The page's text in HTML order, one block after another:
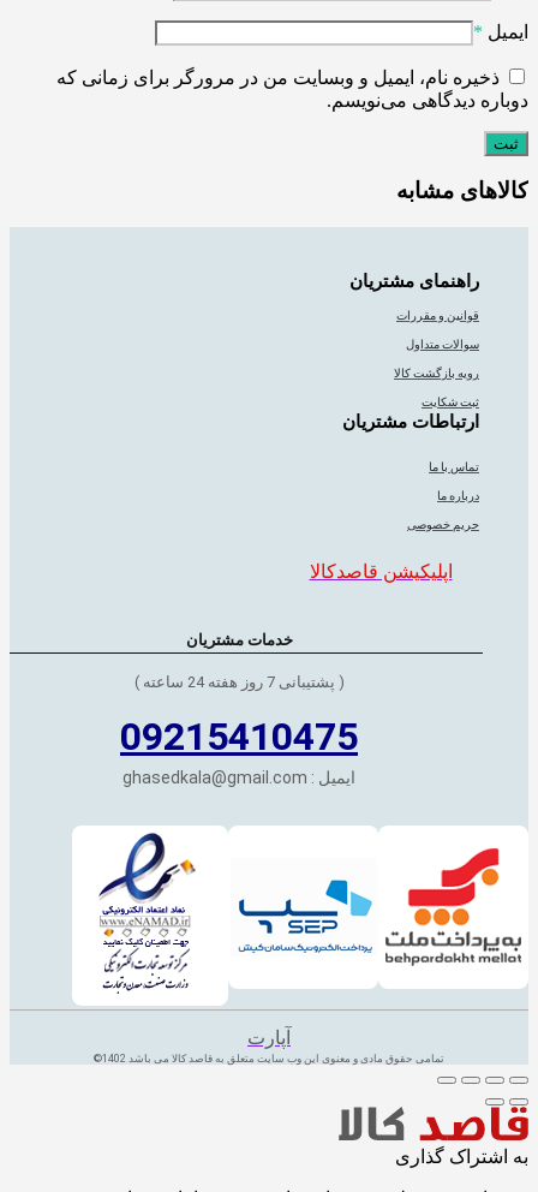
ایمیل *
ذخیره نام، ایمیل و وبسایت من در مرورگر برای زمانی که
دوباره دیدگاهی می‌نویسم.
کالاهای مشابه
راهنمای مشتریان
قوانین و مقررات
سوالات متداول
رویه بازگشت کالا
ثبت شکایت
ارتباطات مشتریان
تماس با ما
درباره ما
حریم خصوصی
اپلیکیشن قاصدکالا
خدمات مشتریان
( پشتیبانی 7 روز هفته 24 ساعته )
09215410475
ایمیل : ghasedkala@gmail.com
آپارت
تمامی حقوق مادی و معنوی این وب سایت متعلق به قاصد کالا می باشد 1402©
به اشتراک گذاری